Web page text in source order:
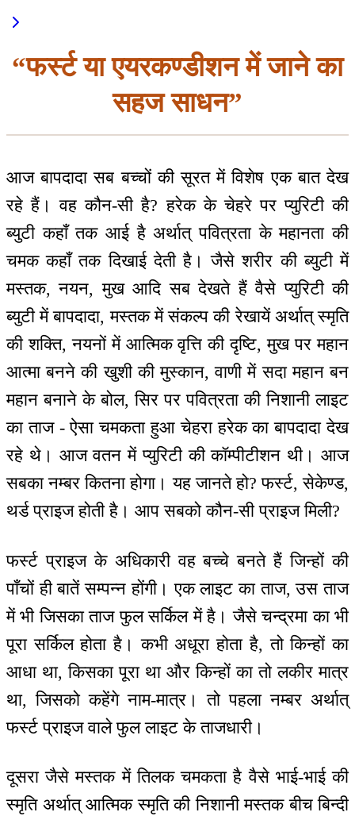
“फर्स्ट या एयरकण्डीशन में जाने का
सहज साधन”
आज बापदादा सब बच्चों की सूरत में विशेष एक बात देख
रहे हैं। वह कौन-सी है? हरेक के चेहरे पर प्युरिटी की
ब्युटी कहाँ तक आई है अर्थात् पवित्रता के महानता की
चमक कहाँ तक दिखाई देती है। जैसे शरीर की ब्युटी में
मस्तक, नयन, मुख आदि सब देखते हैं वैसे प्युरिटी की
ब्युटी में बापदादा, मस्तक में संकल्प की रेखायें अर्थात् स्मृति
की शक्ति, नयनों में आत्मिक वृत्ति की दृष्टि, मुख पर महान
आत्मा बनने की खुशी की मुस्कान, वाणी में सदा महान बन
महान बनाने के बोल, सिर पर पवित्रता की निशानी लाइट
का ताज - ऐसा चमकता हुआ चेहरा हरेक का बापदादा देख
रहे थे। आज वतन में प्युरिटी की कॉम्पीटीशन थी। आज
सबका नम्बर कितना होगा। यह जानते हो? फर्स्ट, सेकेण्ड,
थर्ड प्राइज होती है। आप सबको कौन-सी प्राइज मिली?
फर्स्ट प्राइज के अधिकारी वह बच्चे बनते हैं जिन्हों की
पाँचों ही बातें सम्पन्न होंगी। एक लाइट का ताज, उस ताज
में भी जिसका ताज फुल सर्किल में है। जैसे चन्द्रमा का भी
पूरा सर्किल होता है। कभी अधूरा होता है, तो किन्हों का
आधा था, किसका पूरा था और किन्हों का तो लकीर मात्र
था, जिसको कहेंगे नाम-मात्र। तो पहला नम्बर अर्थात्
फर्स्ट प्राइज वाले फुल लाइट के ताजधारी।
दूसरा जैसे मस्तक में तिलक चमकता है वैसे भाई-भाई की
स्मृति अर्थात् आत्मिक स्मृति की निशानी मस्तक बीच बिन्दी